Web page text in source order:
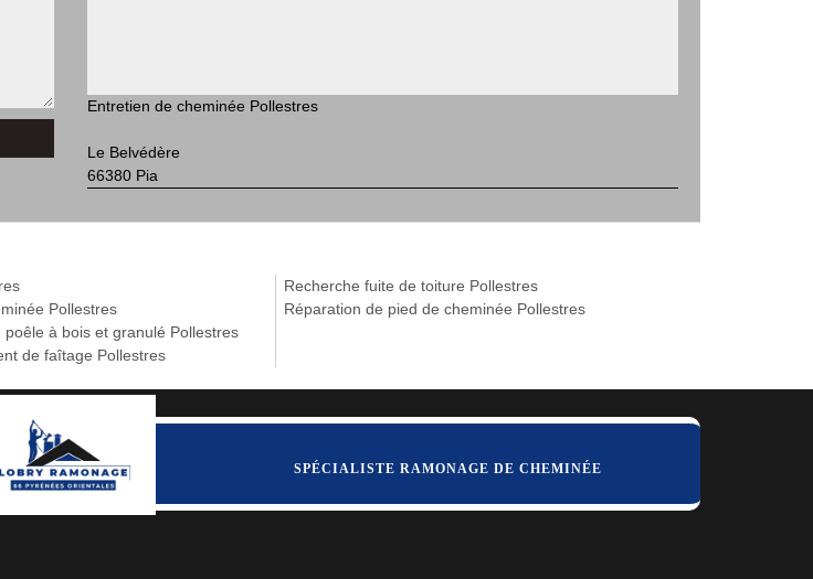
Entretien de cheminée Pollestres
Le Belvédère
66380 Pia
Pollestres
poêle à bois et granulé Pollestres
de faîtage Pollestres
Recherche fuite de toiture Pollestres
Réparation de pied de cheminée Pollestres
SPÉCIALISTE RAMONAGE DE CHEMINÉE